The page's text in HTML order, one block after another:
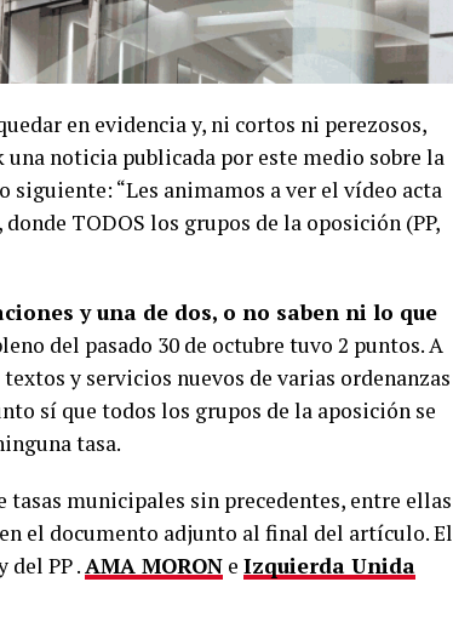
en evidencia y, ni cortos ni perezosos,
una noticia publicada por este medio sobre la
siguiente: “Les animamos a ver el vídeo acta
TODOS los grupos de la oposición (PP,
y una de dos, o no saben ni lo que
del pasado 30 de octubre tuvo 2 puntos. A
y servicios nuevos de varias ordenanzas
sí que todos los grupos de la aposición se
tasa.
tasas municipales sin precedentes, entre ellas
el documento adjunto al final del artículo. El
del PP .AMA MORON e Izquierda Unida